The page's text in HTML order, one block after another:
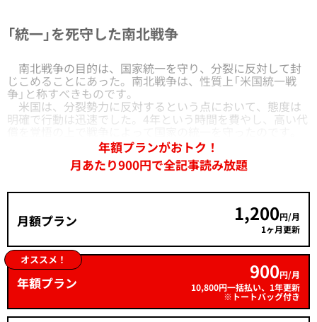
「統一」を死守した南北戦争
南北戦争の目的は、国家統一を守り、分裂に反対して封
じこめることにあった。南北戦争は、性質上「米国統一戦
争」と称すべきものです。
米国は、分裂勢力に反対するという点において、態度は
明確で行動は迅速でした。4年という時間を費やし、高い代
年額プランがおトク！
月あたり900円で全記事読み放題
月額プラン 1,200円/月
1ヶ月更新
オススメ！
年額プラン 900円/月
10,800円一括払い、1年更新
※トートバッグ付き